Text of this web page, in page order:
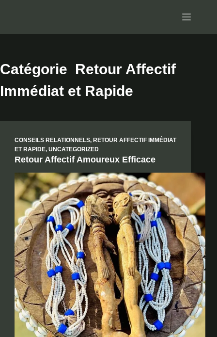
Catégorie Retour Affectif
Immédiat et Rapide
CONSEILS RELATIONNELS, RETOUR AFFECTIF IMMÉDIAT
ET RAPIDE, UNCATEGORIZED
Retour Affectif Amoureux Efficace